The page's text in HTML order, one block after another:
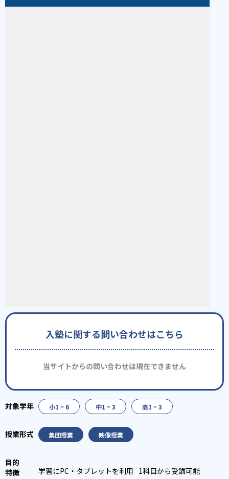
入塾に関する問い合わせはこちら
当サイトからの問い合わせは現在できません
小1 ~ 6 中1 ~ 3 高1 ~ 3
集団授業 映像授業
学習にPC・タブレットを利用 1科目から受講可能